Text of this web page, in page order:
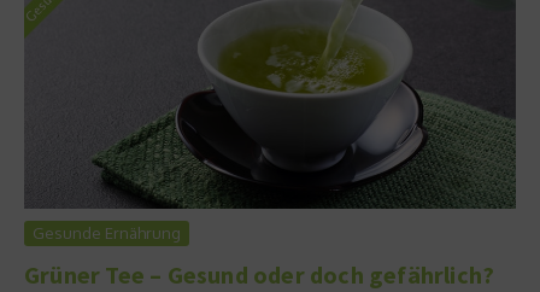
Gesunde Ernährung
Grüner Tee – Gesund oder doch gefährlich?